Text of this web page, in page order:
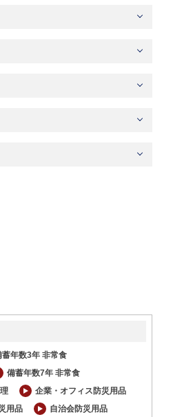
蓄年数3年 非常食
備蓄年数7年 非常食
企業・オフィス防災用品
用品
自治会防災用品